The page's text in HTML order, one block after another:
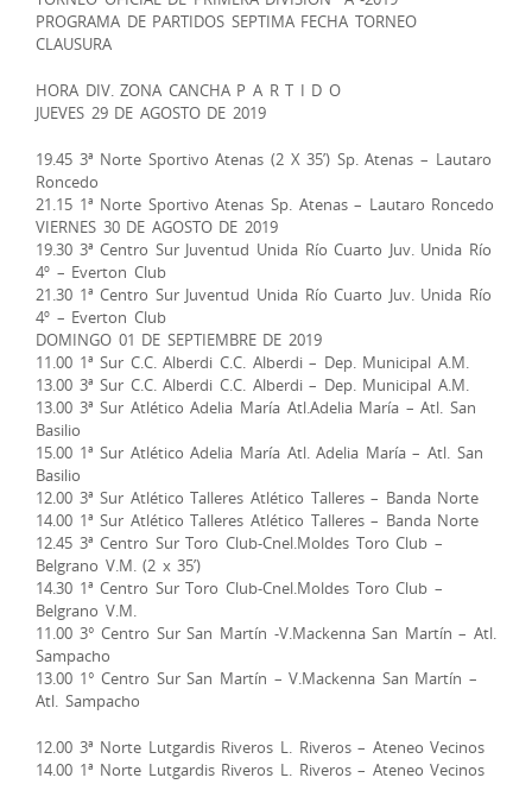
PROGRAMA DE PARTIDOS SEPTIMA FECHA TORNEO
CLAUSURA
HORA DIV. ZONA CANCHA P A R T I D O
JUEVES 29 DE AGOSTO DE 2019
19.45 3ª Norte Sportivo Atenas (2 X 35’) Sp. Atenas – Lautaro
Roncedo
21.15 1ª Norte Sportivo Atenas Sp. Atenas – Lautaro Roncedo
VIERNES 30 DE AGOSTO DE 2019
19.30 3ª Centro Sur Juventud Unida Río Cuarto Juv. Unida Río
4º – Everton Club
21.30 1ª Centro Sur Juventud Unida Río Cuarto Juv. Unida Río
4º – Everton Club
DOMINGO 01 DE SEPTIEMBRE DE 2019
11.00 1ª Sur C.C. Alberdi C.C. Alberdi – Dep. Municipal A.M.
13.00 3ª Sur C.C. Alberdi C.C. Alberdi – Dep. Municipal A.M.
13.00 3ª Sur Atlético Adelia María Atl.Adelia María – Atl. San
Basilio
15.00 1ª Sur Atlético Adelia María Atl. Adelia María – Atl. San
Basilio
12.00 3ª Sur Atlético Talleres Atlético Talleres – Banda Norte
14.00 1ª Sur Atlético Talleres Atlético Talleres – Banda Norte
12.45 3ª Centro Sur Toro Club-Cnel.Moldes Toro Club –
Belgrano V.M. (2 x 35’)
14.30 1ª Centro Sur Toro Club-Cnel.Moldes Toro Club –
Belgrano V.M.
11.00 3° Centro Sur San Martín -V.Mackenna San Martín – Atl.
Sampacho
13.00 1° Centro Sur San Martín – V.Mackenna San Martín –
Atl. Sampacho
12.00 3ª Norte Lutgardis Riveros L. Riveros – Ateneo Vecinos
14.00 1ª Norte Lutgardis Riveros L. Riveros – Ateneo Vecinos